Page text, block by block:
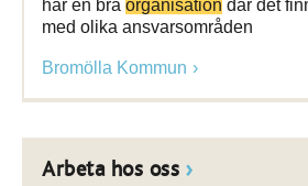
har en bra organisation där det
med olika ansvarsområden
Bromölla Kommun
Arbeta hos oss